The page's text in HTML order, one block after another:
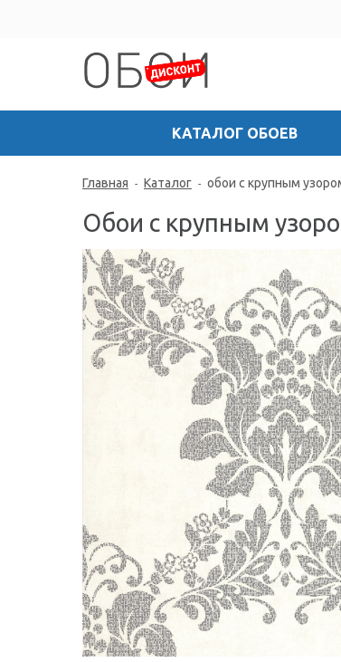
КАТАЛОГ ОБОЕВ
Главная - Каталог - обои с крупным
Обои с крупным